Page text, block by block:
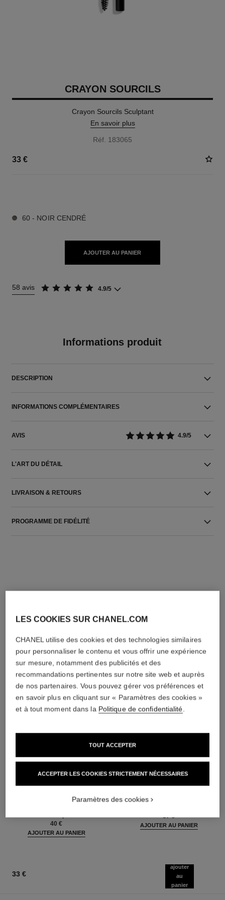
CRAYON SOURCILS
Crayon Sourcils Sculptant
En savoir plus
Réf. 183065
33 €
60 - NOIR CENDRÉ
AJOUTER AU PANIER
58 avis 4.9/5
Informations produit
DESCRIPTION
INFORMATIONS COMPLÉMENTAIRES
AVIS 4.9/5
L'ART DU DÉTAIL
LIVRAISON & RETOURS
PROGRAMME DE FIDÉLITÉ
40 €
AJOUTER AU PANIER
Réf. 116520
87 €
AJOUTER AU PANIER
33 €
ajouter
au
panier
LES COOKIES SUR CHANEL.COM
CHANEL utilise des cookies et des technologies similaires
pour personnaliser le contenu et vous offrir une expérience
sur mesure, notamment des publicités et des
recommandations pertinentes sur notre site web et auprès
de nos partenaires. Vous pouvez gérer vos préférences et
en savoir plus en cliquant sur « Paramètres des cookies »
et à tout moment dans la Politique de confidentialité.
ACCEPTER LES COOKIES STRICTEMENT NÉCESSAIRES
TOUT ACCEPTER
Paramètres des cookies